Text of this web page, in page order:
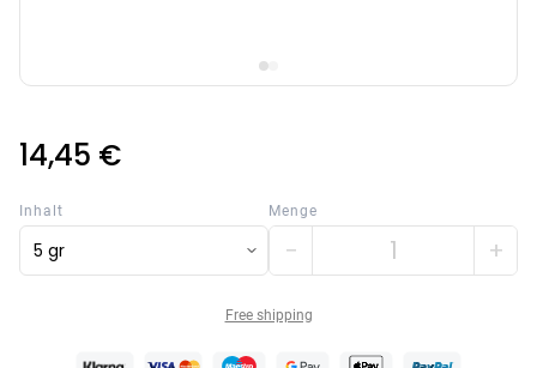
14,45 €
Inhalt
5 gr
Menge
− +
Free shipping